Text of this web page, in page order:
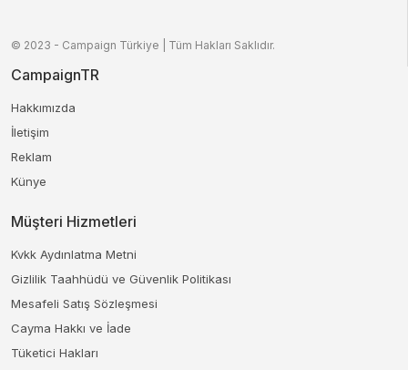
© 2023 - Campaign Türkiye | Tüm Hakları Saklıdır.
CampaignTR
Hakkımızda
İletişim
Reklam
Künye
Müşteri Hizmetleri
Kvkk Aydınlatma Metni
Gizlilik Taahhüdü ve Güvenlik Politikası
Mesafeli Satış Sözleşmesi
Cayma Hakkı ve İade
Tüketici Hakları